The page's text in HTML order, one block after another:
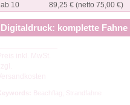
ab 10
89,25 € (netto 75,00 €)
Digitaldruck: komplette Fahne